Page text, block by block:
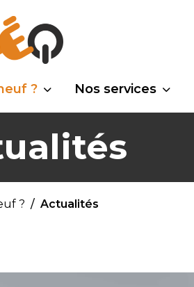
? Nos services
? Actualités